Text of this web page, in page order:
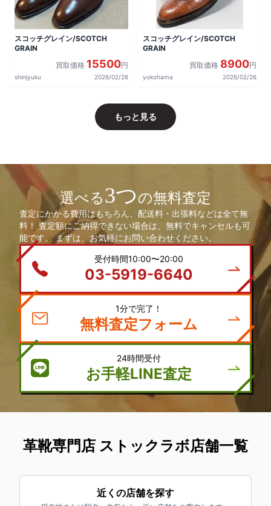
スコッチグレイン/SCOTCH
GRAIN
買取価格 15500円
shinjyuku 2026/02/26
スコッチグレイン/SCOTCH
GRAIN
買取価格 8900円
yokohama 2026/02/26
もっと見る
選べる3つの無料査定
査定にかかる費用はもちろん、配送料・出張料などは全て無
料！ 査定額にご納得できない場合は、無料でキャンセルも可
能です。 まずは、お気軽にお問い合わせください。
受付時間10:00〜20:00
03-5919-6640
無料査定フォーム
24時間受付
お手軽LINE査定
革靴専門店 ストックラボ店舗一覧
近くの店舗を探す